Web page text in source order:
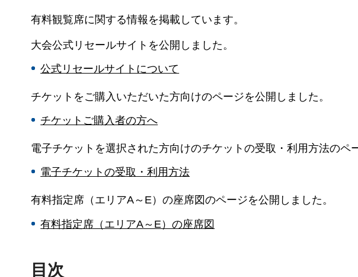
有料観覧席に関する情報を掲載しています。
大会公式リセールサイトを公開しました。
公式リセールサイトについて
チケットをご購入いただいた方向けのページを公開しました。
チケットご購入者の方へ
電子チケットを選択された方向けのチケットの受取・利用方法のペ
電子チケットの受取・利用方法
有料指定席（エリアA～E）の座席図のページを公開しました。
有料指定席（エリアA～E）の座席図
目次